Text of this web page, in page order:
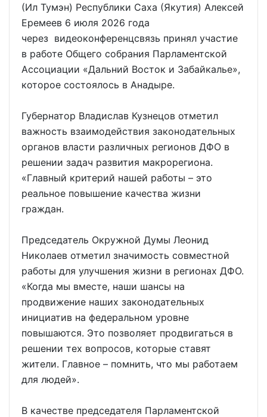
(Ил Тумэн) Республики Саха (Якутия) Алексей
Еремеев 6 июля 2026 года
через видеоконференцсвязь принял участие
в работе Общего собрания Парламентской
Ассоциации «Дальний Восток и Забайкалье»,
которое состоялось в Анадыре.
Губернатор Владислав Кузнецов отметил
важность взаимодействия законодательных
органов власти различных регионов ДФО в
решении задач развития макрорегиона.
«Главный критерий нашей работы – это
реальное повышение качества жизни
граждан.
Председатель Окружной Думы Леонид
Николаев отметил значимость совместной
работы для улучшения жизни в регионах ДФО.
«Когда мы вместе, наши шансы на
продвижение наших законодательных
инициатив на федеральном уровне
повышаются. Это позволяет продвигаться в
решении тех вопросов, которые ставят
жители. Главное – помнить, что мы работаем
для людей».
В качестве председателя Парламентской